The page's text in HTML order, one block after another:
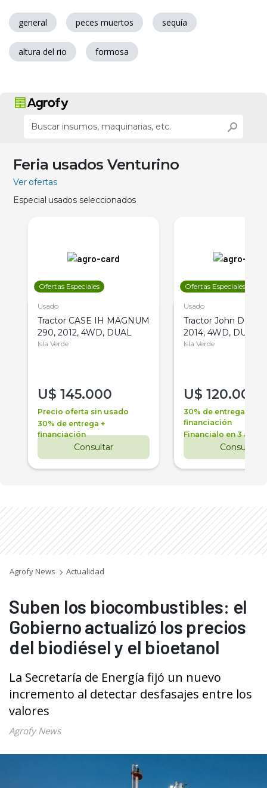
general peces muertos sequía
altura del rio formosa
Feria usados Venturino
Ver ofertas
Especial usados seleccionados
Ofertas Especiales
Usado
Tractor CASE IH MAGNUM
290, 2012, 4WD, DUAL
Isla Verde
U$ 145.000
Precio oferta sin usado
30% de entrega +
financiación
Consultar
Ofertas Especiales
Usado
Tractor John Deere
2014, 4WD, DUAL
Isla Verde
U$ 120.000
30% de entrega +
financiación
Financialo en 3 años
Consultar
Agrofy News Actualidad
Suben los biocombustibles: el
Gobierno actualizó los precios
del biodiésel y el bioetanol
La Secretaría de Energía fijó un nuevo
incremento al detectar desfasajes entre los
valores
Agrofy News